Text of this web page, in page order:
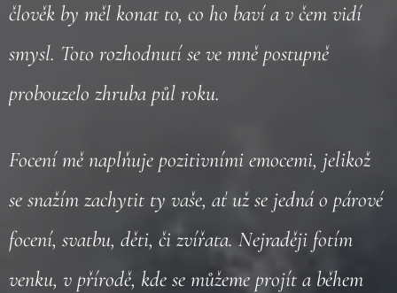
člověk by měl konat to, co ho baví a v čem vidí
smysl. Toto rozhodnutí se ve mně postupně
probouzelo zhruba půl roku.
Focení mě naplňuje pozitivními emocemi, jelikož
se snažím zachytit ty vaše, ať už se jedná o párové
focení, svatbu, děti, či zvířata. Nejraději fotím
venku, v přírodě, kde se můžeme projít a během